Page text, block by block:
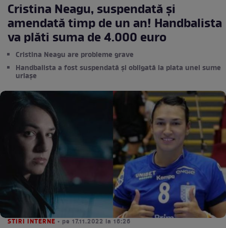
Cristina Neagu, suspendată și
amendată timp de un an! Handbalista
va plăti suma de 4.000 euro
Cristina Neagu are probleme grave
Handbalista a fost suspendată și obligată la plata unei sume
uriașe
STIRI INTERNE • pe 17.11.2022 la 16:26